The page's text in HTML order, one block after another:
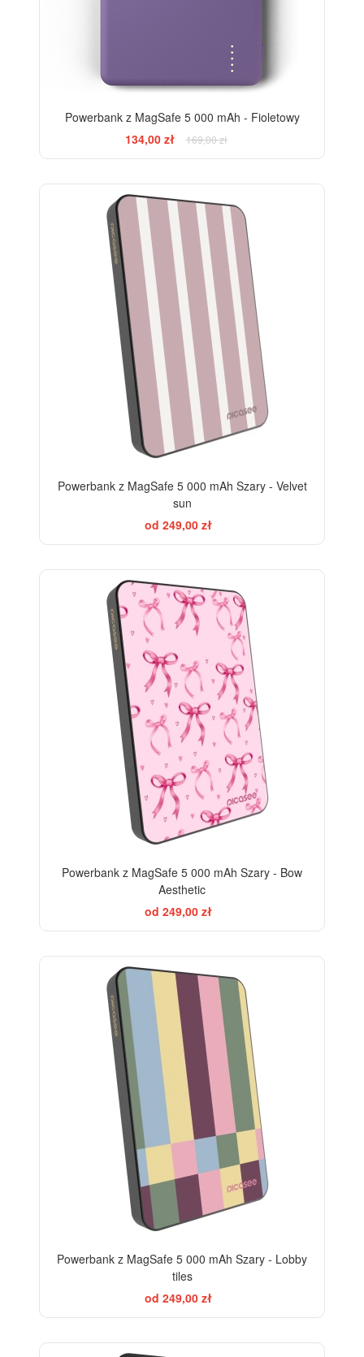
Powerbank z MagSafe 5 000 mAh - Fioletowy
134,00 zł
169,00 zł
Powerbank z MagSafe 5 000 mAh Szary - Velvet
sun
od 249,00 zł
Powerbank z MagSafe 5 000 mAh Szary - Bow
Aesthetic
od 249,00 zł
Powerbank z MagSafe 5 000 mAh Szary - Lobby
tiles
od 249,00 zł